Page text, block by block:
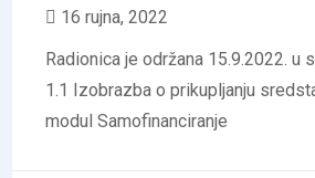
16 rujna, 2022
Radionica je održana 15.9.2022. u
1.1 Izobrazba o prikupljanju
modul Samofinanciranje